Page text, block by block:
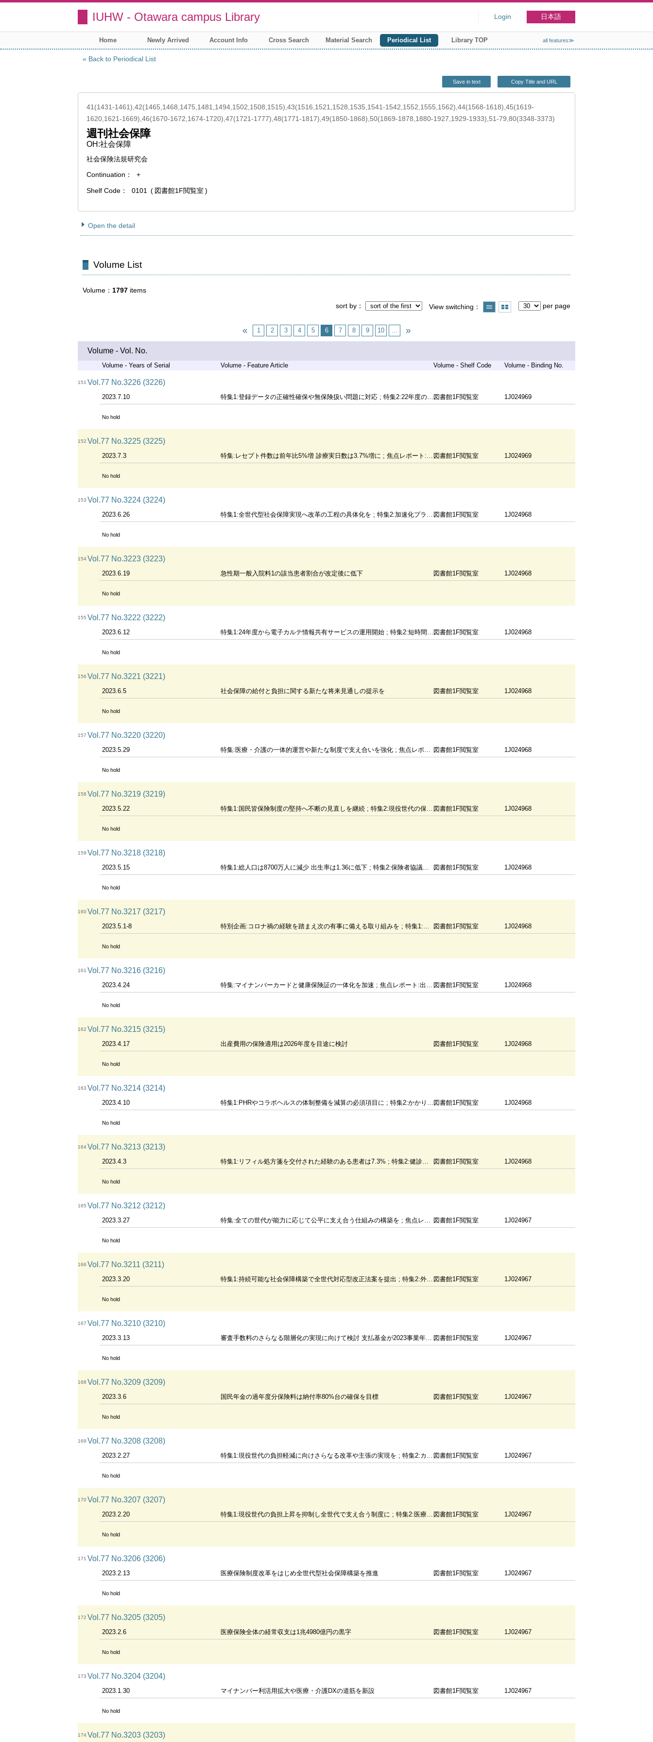
IUHW - Otawara campus Library Login 日本語
Home Newly Arrived Account Info Cross Search Material Search Periodical List Library TOP all features≫
Back to Periodical List
Save in text Copy Title and URL
41(1431-1461),42(1465,1468,1475,1481,1494,1502,1508,1515),43(1516,1521,1528,1535,1541-1542,1552,1555,1562),44(1568-1618),45(1619-
1620,1621-1669),46(1670-1672,1674-1720),47(1721-1777),48(1771-1817),49(1850-1868),50(1869-1878,1880-1927,1929-1933),51-79,80(3348-3373)
週刊社会保障
OH:社会保障
社会保険法規研究会
Continuation
+
Shelf Code 0101 図書館1F閲覧室
Open the detail
Volume List
Volume 1797 items
sort by
View switching per page
1 2 3 4 5 6 7 8 9 10 ...
Volume - Vol. No.
Volume - Years of Serial Volume - Feature Article Volume - Shelf Code Volume - Binding No.
151 Vol.77 No.3226 (3226)
2023.7.10 特集1:登録データの正確性確保や無保険扱い問題に対応 ; 特集2:22年度の最終納付率は80.7%で過去最高値に 図書館1F閲覧室 1J024969
No hold
152 Vol.77 No.3225 (3225)
2023.7.3 特集:レセプト件数は前年比5%増 診療実日数は3.7%増に ; 焦点レポート:高齢化率は29.0%で65～69歳の就業率は50.8% 図書館1F閲覧室 1J024969
No hold
153 Vol.77 No.3224 (3224)
2023.6.26 特集1:全世代型社会保障実現へ改革の工程の具体化を ; 特集2:加速化プランで政策強化 財源の詳細は年末に結論 図書館1F閲覧室 1J024968
No hold
154Vol.77 No.3223 (3223)
2023.6.19 急性期一般入院料1の該当患者割合が改定後に低下 図書館1F閲覧室 1J024968
No hold
155 Vol.77 No.3222 (3222)
2023.6.12 特集1:24年度から電子カルテ情報共有サービスの運用開始 ; 特集2:短時間労働者の適用拡大で企業規模要件等が課題に 図書館1F閲覧室 1J024968
No hold
156 Vol.77 No.3221 (3221)
2023.6.5 社会保障の給付と負担に関する新たな将来見通しの提示を 図書館1F閲覧室 1J024968
No hold
157 Vol.77 No.3220 (3220)
2023.5.29 特集:医療・介護の一体的運営や新たな制度で支え合いを強化 ; 焦点レポート:雇用保険財政の安定化や適用範囲の見直しが課題 図書館1F閲覧室 1J024968
No hold
158 Vol.77 No.3219 (3219)
2023.5.22 特集1:国民皆保険制度の堅持へ不断の見直しを継続 ; 特集2:現役世代の保険料抑制に向け後期高齢者と介護の負担見直しを 図書館1F閲覧室 1J024968
No hold
159 Vol.77 No.3218 (3218)
2023.5.15 特集1:総人口は8700万人に減少 出生率は1.36に低下 ; 特集2:保険者協議会の必置化等で実効性ある医療費適正化を ; 焦点インタビュー:改革の効果の還元と中長期的に安定した運営を 図書館1F閲覧室 1J024968
No hold
160 Vol.77 No.3217 (3217)
2023.5.1-8 特別企画:コロナ禍の経験を踏まえ次の有事に備える取り組みを ; 特集1:健保組合の持続可能性確保で支援の見直しと拡充を ; 特集2:経常収支は過去最大の5623億円の赤字予算 図書館1F閲覧室 1J024968
No hold
161 Vol.77 No.3216 (3216)
2023.4.24 特集:マイナンバーカードと健康保険証の一体化を加速 ; 焦点レポート:出生率低下の継続では年金財政に大きな影響 図書館1F閲覧室 1J024968
No hold
162 Vol.77 No.3215 (3215)
2023.4.17 出産費用の保険適用は2026年度を目途に検討 図書館1F閲覧室 1J024968
No hold
163 Vol.77 No.3214 (3214)
2023.4.10 特集1:PHRやコラボヘルスの体制整備を減算の必須項目に ; 特集2:かかりつけ医機能に関する国民への情報提供を充実 図書館1F閲覧室 1J024968
No hold
164Vol.77 No.3213 (3213)
2023.4.3 特集1:リフィル処方箋を交付された経験のある患者は7.3% ; 特集2:健診の自己負担軽減でさらなる実施率向上を 図書館1F閲覧室 1J024968
No hold
165 Vol.77 No.3212 (3212)
2023.3.27 特集:全ての世代が能力に応じて公平に支え合う仕組みの構築を ; 焦点レポート:新興感染症等対応を追加し外来医療に踏み込んで検討 図書館1F閲覧室 1J024967
No hold
166 Vol.77 No.3211 (3211)
2023.3.20 特集1:持続可能な社会保障構築で全世代対応型改正法案を提出 ; 特集2:外来は高額治療薬の費用 入院は2万円を公費支援 図書館1F閲覧室 1J024967
No hold
167 Vol.77 No.3210 (3210)
2023.3.13 審査手数料のさらなる階層化の実現に向けて検討 支払基金が2023事業年度計画等を発表 図書館1F閲覧室 1J024967
No hold
168 Vol.77 No.3209 (3209)
2023.3.6 国民年金の過年度分保険料は納付率80%台の確保を目標 図書館1F閲覧室 1J024967
No hold
169 Vol.77 No.3208 (3208)
2023.2.27 特集1:現役世代の負担軽減に向けさらなる改革や主張の実現を ; 特集2:カード未取得者に保険者が「資格確認書」を無償で発行 図書館1F閲覧室 1J024967
No hold
170 Vol.77 No.3207 (3207)
2023.2.20 特集1:現役世代の負担上昇を抑制し全世代で支え合う制度に ; 特集2:医療法等改正でかかりつけ医機能が発揮される制度を整備 図書館1F閲覧室 1J024967
No hold
171 Vol.77 No.3206 (3206)
2023.2.13 医療保険制度改革をはじめ全世代型社会保障構築を推進 図書館1F閲覧室 1J024967
No hold
172 Vol.77 No.3205 (3205)
2023.2.6 医療保険全体の経常収支は1兆4980億円の黒字 図書館1F閲覧室 1J024967
No hold
173 Vol.77 No.3204 (3204)
2023.1.30 マイナンバー利活用拡大や医療・介護DXの道筋を新設 図書館1F閲覧室 1J024967
No hold
174Vol.77 No.3203 (3203)